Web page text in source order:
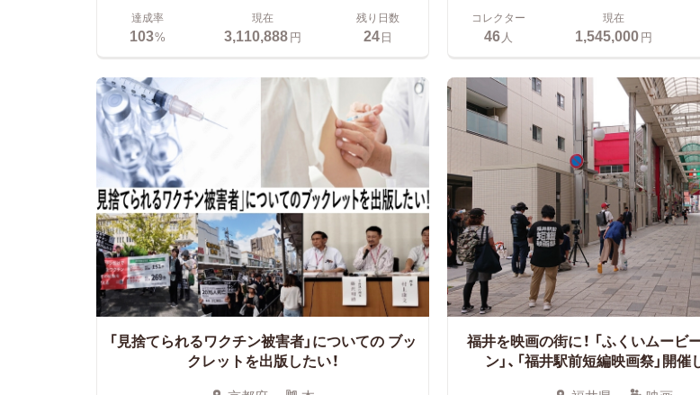
達成率
103%
現在
3,110,888円
残り日数
24日
コレクター
46 人
現在
1,545,000円
「見捨てられるワクチン被害者」についての ブッ
クレットを出版したい！
福井を映画の街に！ 「ふくいムービ
ン」、「福井駅前短編映画祭」開催